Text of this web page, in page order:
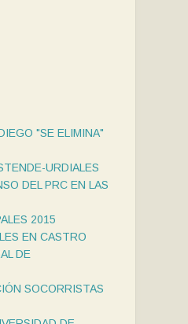
"SE ELIMINA"
URDIALES
DEL PRC EN LAS
2015
EN CASTRO
DE
SOCORRISTAS